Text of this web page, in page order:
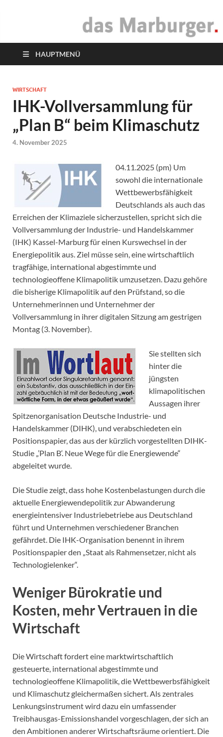
das Marburger.
HAUPTMENÜ
WIRTSCHAFT
IHK-Vollversammlung für
„Plan B“ beim Klimaschutz
4. November 2025
04.11.2025 (pm) Um
sowohl die internationale
Wettbewerbsfähigkeit
Deutschlands als auch das
Erreichen der Klimaziele sicherzustellen, spricht sich die
Vollversammlung der Industrie- und Handelskammer
(IHK) Kassel-Marburg für einen Kurswechsel in der
Energiepolitik aus. Ziel müsse sein, eine wirtschaftlich
tragfähige, international abgestimmte und
technologieoffene Klimapolitik umzusetzen. Dazu gehöre
die bisherige Klimapolitik auf den Prüfstand, so die
Unternehmerinnen und Unternehmer der
Vollversammlung in ihrer digitalen Sitzung am gestrigen
Montag (3. November).
Sie stellten sich
hinter die
jüngsten
klimapolitischen
Aussagen ihrer
Spitzenorganisation Deutsche Industrie- und
Handelskammer (DIHK), und verabschiedeten ein
Positionspapier, das aus der kürzlich vorgestellten DIHK-
Studie „’Plan B‘. Neue Wege für die Energiewende“
abgeleitet wurde.
Die Studie zeigt, dass hohe Kostenbelastungen durch die
aktuelle Energiewendepolitik zur Abwanderung
energieintensiver Industriebetriebe aus Deutschland
führt und Unternehmen verschiedener Branchen
gefährdet. Die IHK-Organisation benennt in ihrem
Positionspapier den „Staat als Rahmensetzer, nicht als
Technologielenker“.
Weniger Bürokratie und
Kosten, mehr Vertrauen in die
Wirtschaft
Die Wirtschaft fordert eine marktwirtschaftlich
gesteuerte, international abgestimmte und
technologieoffene Klimapolitik, die Wettbewerbsfähigkeit
und Klimaschutz gleichermaßen sichert. Als zentrales
Lenkungsinstrument wird dazu ein umfassender
Treibhausgas-Emissionshandel vorgeschlagen, der sich an
den Ambitionen anderer Wirtschaftsräume orientiert. Die